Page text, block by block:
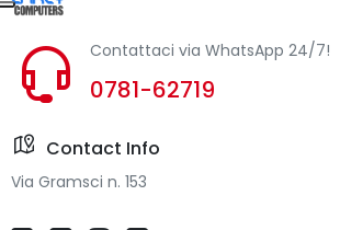
Contattaci via WhatsApp 24/7!
0781-62719
Contact Info
Via Gramsci n. 153